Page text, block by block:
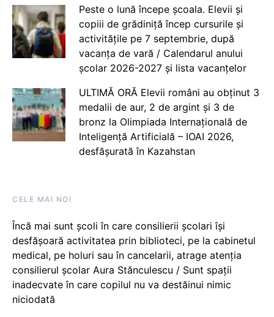
Peste o lună începe școala. Elevii și
copiii de grădiniță încep cursurile și
activitățile pe 7 septembrie, după
vacanța de vară / Calendarul anului
școlar 2026-2027 și lista vacanțelor
ULTIMĂ ORĂ Elevii români au obținut 3
medalii de aur, 2 de argint și 3 de
bronz la Olimpiada Internațională de
Inteligență Artificială – IOAI 2026,
desfășurată în Kazahstan
CELE MAI NOI
Încă mai sunt școli în care consilierii școlari își
desfășoară activitatea prin biblioteci, pe la cabinetul
medical, pe holuri sau în cancelarii, atrage atenția
consilierul școlar Aura Stănculescu / Sunt spații
inadecvate în care copilul nu va destăinui nimic
niciodată